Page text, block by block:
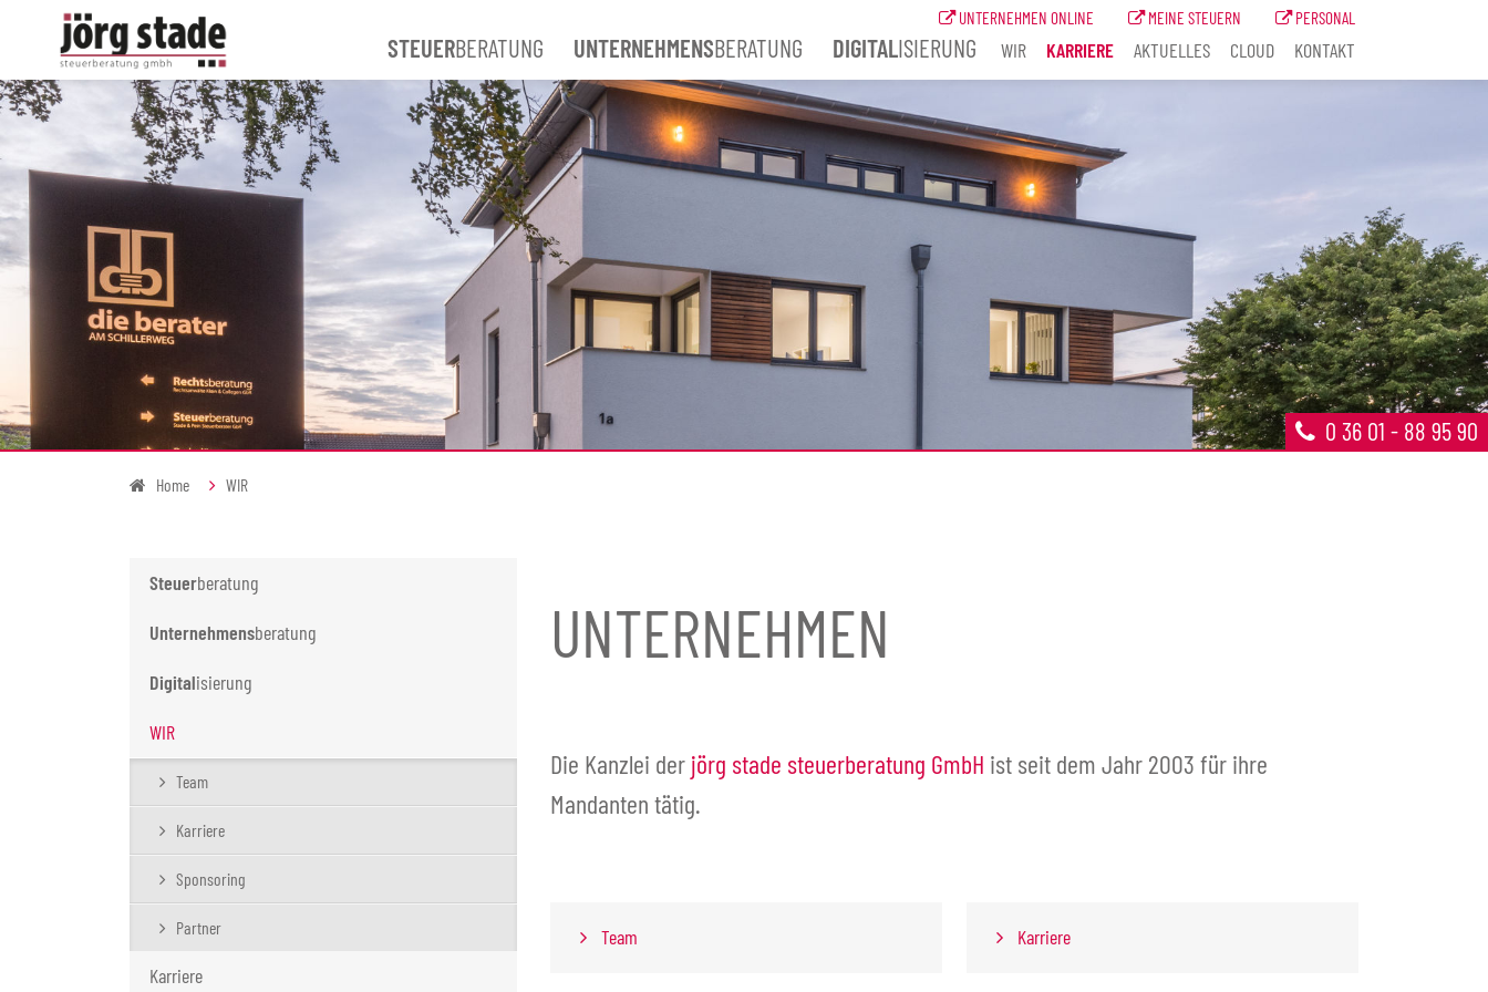
STEUERBERATUNG UNTERNEHMENSBERATUNG DIGITALISIERUNG WIR KARRIERE AKTUELLES CLOUD KONTAKT
UNTERNEHMEN ONLINE MEINE STEUERN PERSONAL
0 36 01 - 88 95 90
Home WIR
UNTERNEHMEN
Die Kanzlei der jörg stade steuerberatung GmbH ist seit dem Jahr 2003 für ihre
Mandanten tätig.
Team Karriere
Steuerberatung
Unternehmensberatung
Digitalisierung
WIR
Team
Karriere
Sponsoring
Partner
Karriere